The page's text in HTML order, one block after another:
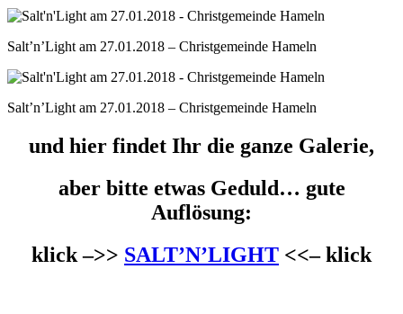
Salt’n’Light am 27.01.2018 – Christgemeinde Hameln
Salt’n’Light am 27.01.2018 – Christgemeinde Hameln
und hier findet Ihr die ganze Galerie,
aber bitte etwas Geduld… gute
Auflösung:
klick –>> SALT’N’LIGHT <<– klick